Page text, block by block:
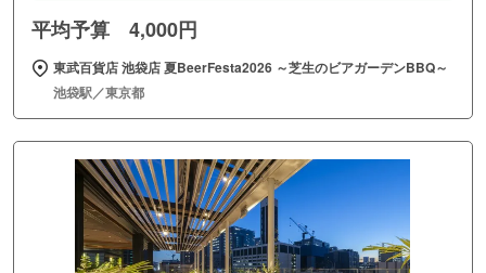
平均予算 4,000円
東武百貨店 池袋店 夏BeerFesta2026 ～芝生のビアガーデンBBQ～
池袋駅／東京都